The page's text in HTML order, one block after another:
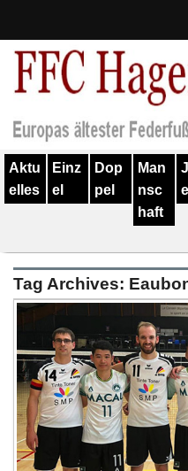
Termine
Verein
Geschichte
Training
Spieler
Kontakt
Links
Impressum
Aktu
elles
Einz
el
Dop
pel
Man
nsc
haft
Tag Archives: